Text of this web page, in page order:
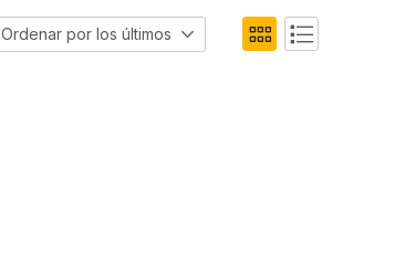
Ordenar por los últimos